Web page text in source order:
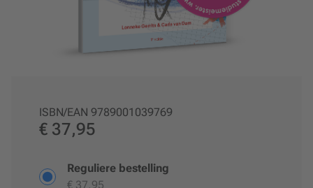
ISBN/EAN 9789001039769
€ 37,95
Reguliere bestelling
€ 37,95